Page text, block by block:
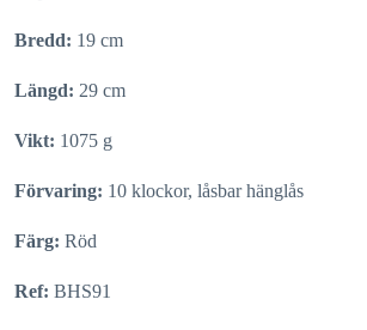
Bredd: 19 cm
Längd: 29 cm
Vikt: 1075 g
Förvaring: 10 klockor, låsbar hänglås
Färg: Röd
Ref: BHS91